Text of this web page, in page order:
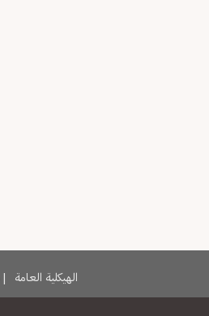
الهيكلية العامة |